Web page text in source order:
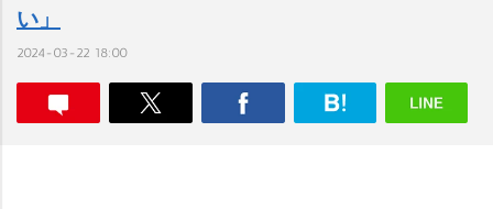
い」
2024-03-22 18:00